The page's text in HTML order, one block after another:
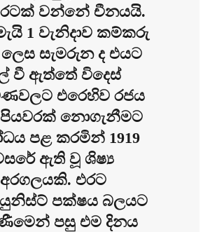
වන්නේ චීනයයි.
1 වැනිදාව කම්කරු
සැමරුන ද එයට
වී ඇත්තේ විදෙස්
එරෙහිව රජය
නොගැනීමට
පළ කරමින් 1919
ඇති වූ ශිෂ්‍ය
අරගලයකි. එරට
පක්ෂය බලයට
පසු එම දිනය